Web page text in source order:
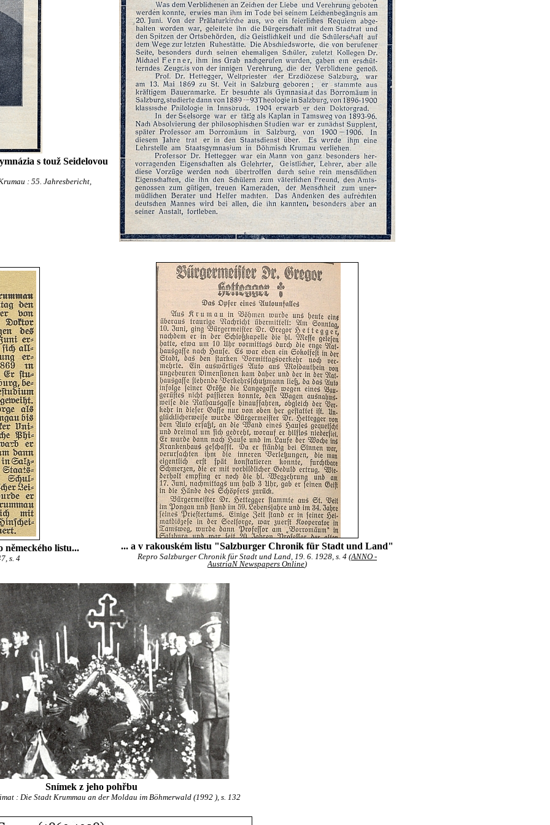
s touž Seidelovou
: 55. Jahresbericht,
německého listu...
s. 4
... a v rakouském listu "Salzburger Chronik für Stadt und Land"
Repro Salzburger Chronik für Stadt und Land, 19. 6. 1928, s. 4 (ANNO -
AustriaN Newspapers Online)
Snímek z jeho pohřbu
: Die Stadt Krummau an der Moldau im Böhmerwald (1992 ), s. 132